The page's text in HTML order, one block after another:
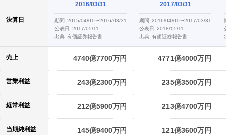
2016/03/31
期間: 2015/04/01〜2016/03/31
公表日: 2017/05/11
出典: 有価証券報告書
2017/03/31
期間: 2016/04/01〜2017/03/31
公表日: 2018/05/11
出典: 有価証券報告書
4740億7700万円 4771億4000万円
243億2300万円 235億3500万円
212億5900万円 213億4700万円
145億9400万円 121億3600万円
決算日
売上
営業利益
経常利益
当期純利益